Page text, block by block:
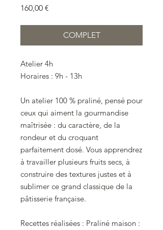
160,00 €
COMPLET
Atelier 4h
Horaires : 9h - 13h
Un atelier 100 % praliné, pensé pour
ceux qui aiment la gourmandise
maîtrisée : du caractère, de la
rondeur et du croquant
parfaitement dosé. Vous apprendrez
à travailler plusieurs fruits secs, à
construire des textures justes et à
sublimer ce grand classique de la
pâtisserie française.
Recettes réalisées : Praliné maison :